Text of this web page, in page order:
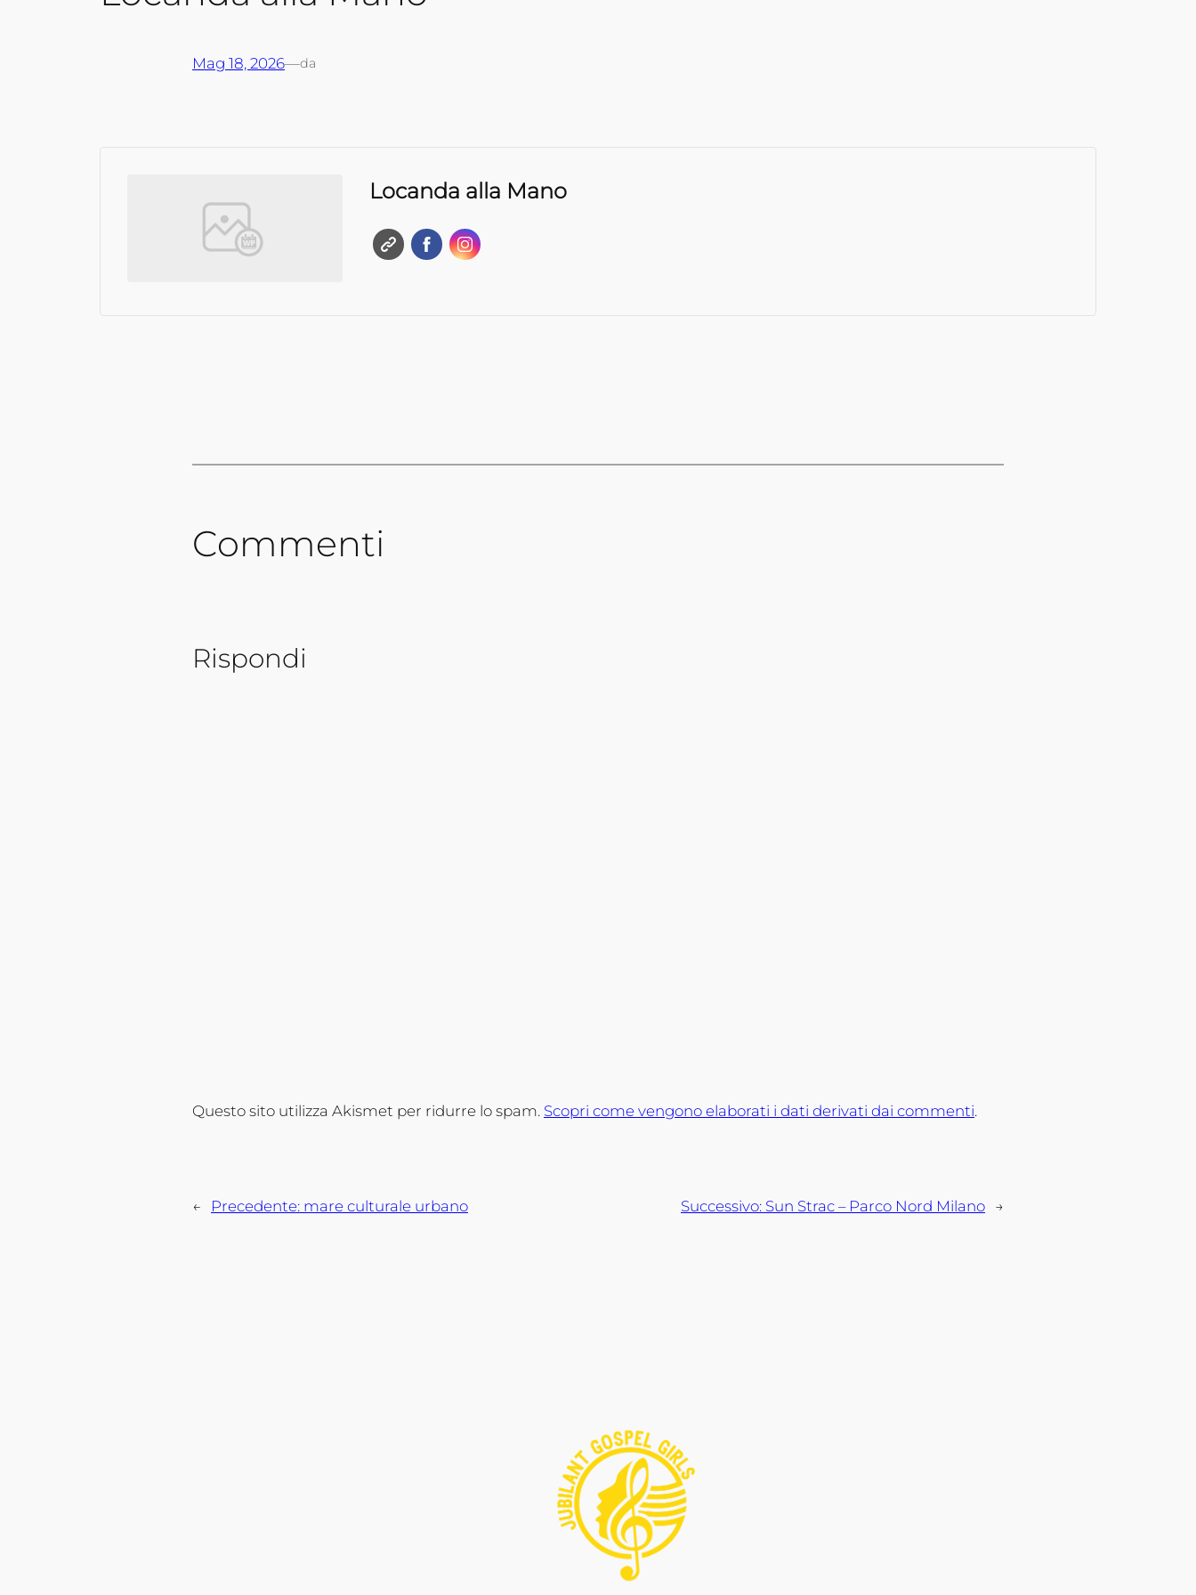
Mag 18, 2026—da
Locanda alla Mano
Commenti
Rispondi
Questo sito utilizza Akismet per ridurre lo spam. Scopri come vengono elaborati i dati derivati dai commenti.
← Precedente: mare culturale urbano Successivo: Sun Strac – Parco Nord Milano →